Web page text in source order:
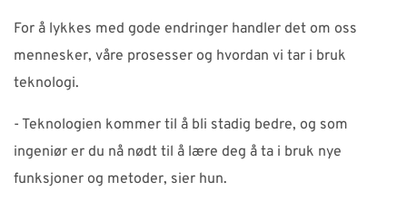
For å lykkes med gode endringer handler det om oss
mennesker, våre prosesser og hvordan vi tar i bruk
teknologi.
- Teknologien kommer til å bli stadig bedre, og som
ingeniør er du nå nødt til å lære deg å ta i bruk nye
funksjoner og metoder, sier hun.